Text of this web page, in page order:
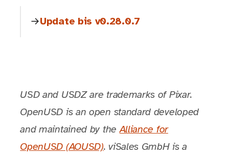
Update bis v0.28.0.7
USD and USDZ are trademarks of Pixar.
OpenUSD is an open standard developed
and maintained by theAlliance for
OpenUSD (AOUSD). viSales GmbH is a